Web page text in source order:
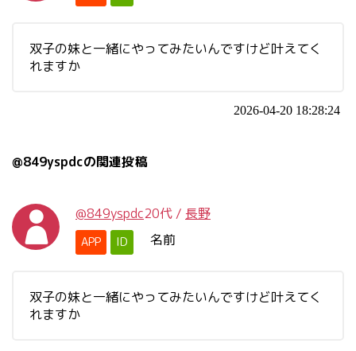
双子の妹と一緒にやってみたいんですけど叶えてく
れますか
2026-04-20 18:28:24
@849yspdcの関連投稿
@849yspdc20代 / 長野
APP ID 名前
双子の妹と一緒にやってみたいんですけど叶えてく
れますか